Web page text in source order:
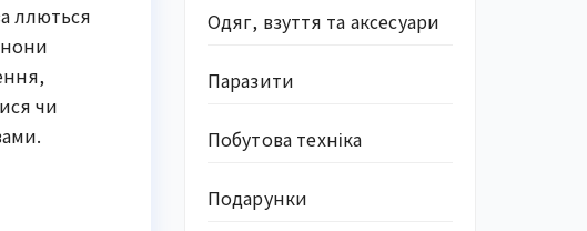
ллються
чи
Одяг, взуття та аксесуари
Паразити
Побутова техніка
Подарунки